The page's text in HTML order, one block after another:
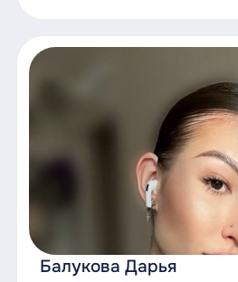
Балукова Дарья